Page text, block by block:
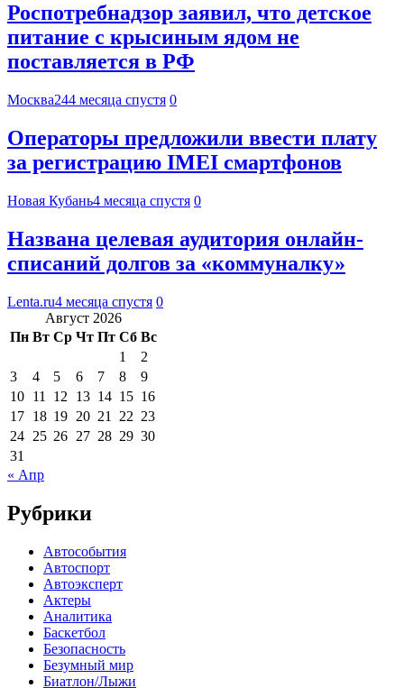
Роспотребнадзор заявил, что детское
питание с крысиным ядом не
поставляется в РФ
Москва244 месяца спустя 0
Операторы предложили ввести плату
за регистрацию IMEI смартфонов
Новая Кубань4 месяца спустя 0
Названа целевая аудитория онлайн-
списаний долгов за «коммуналку»
Lenta.ru4 месяца спустя 0
Август 2026
Пн Вт Ср Чт Пт Сб Вс
1
2
3
4 5 6 7 8
9
10 11 12 13 14 15 16
17 18 19 20 21 22 23
24 25 26 27 28 29 30
31
« Апр
Рубрики
Автособытия
Автоспорт
Автоэксперт
Актеры
Аналитика
Баскетбол
Безопасность
Безумный мир
Биатлон/Лыжи